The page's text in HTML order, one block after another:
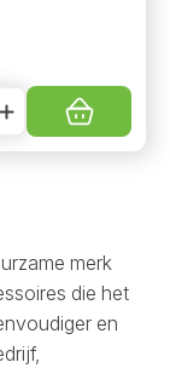
merk
die het
en